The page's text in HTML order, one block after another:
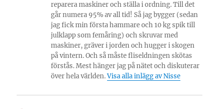
reparera maskiner och ställa i ordning. Till det
går numera 95% av all tid! Så jag bygger (sedan
jag fick min första hammare och 10 kg spik till
julklapp som femåring) och skruvar med
maskiner, gräver i jorden och hugger i skogen
på vintern. Och så måste fliseldningen skötas
förstås. Mest hänger jag på nätet och diskuterar
över hela världen.Visa alla inlägg av Nisse